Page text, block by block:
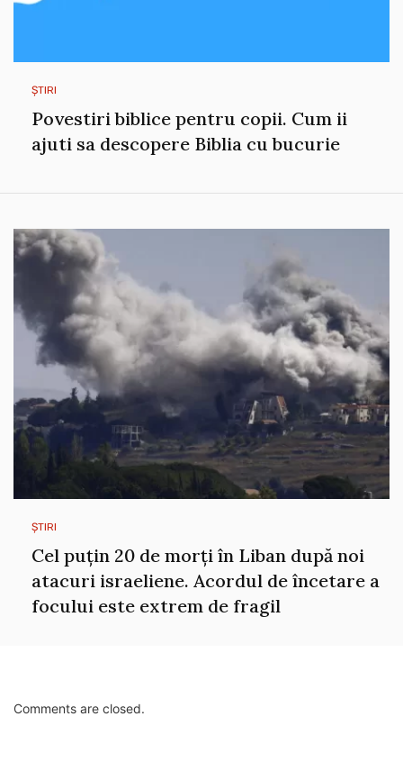
ȘTIRI
Povestiri biblice pentru copii. Cum ii
ajuti sa descopere Biblia cu bucurie
ȘTIRI
Cel puțin 20 de morți în Liban după noi
atacuri israeliene. Acordul de încetare a
focului este extrem de fragil
Comments are closed.